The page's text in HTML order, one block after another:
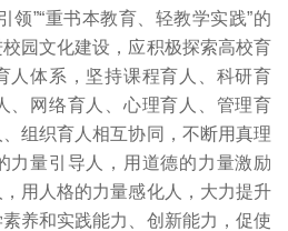
领”“重书本教育、轻教学实践”的
园文化建设，应积极探索高校育
人体系，坚持课程育人、科研育
、网络育人、心理育人、管理育
组织育人相互协同，不断用真理
力量引导人，用道德的力量激励
用人格的力量感化人，大力提升
养和实践能力、创新能力，促使